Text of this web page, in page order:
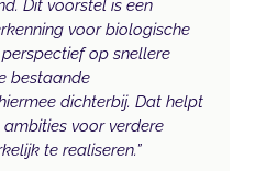
Dit voorstel is een
voor biologische
op snellere
bestaande
dichterbij. Dat helpt
voor verdere
te realiseren.”